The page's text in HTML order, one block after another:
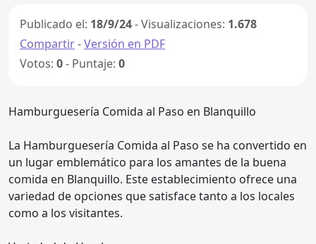
Publicado el: 18/9/24- Visualizaciones: 1.678
Compartir-Versión en PDF
Votos: 0- Puntaje: 0
Hamburguesería Comida al Paso en Blanquillo
La Hamburguesería Comida al Paso se ha convertido en
un lugar emblemático para los amantes de la buena
comida en Blanquillo. Este establecimiento ofrece una
variedad de opciones que satisface tanto a los locales
como a los visitantes.